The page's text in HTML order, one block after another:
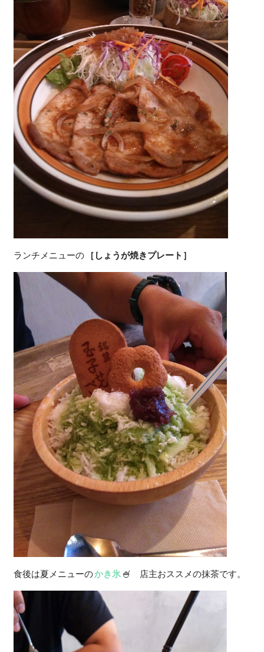
ランチメニューの ［しょうが焼きプレート］
食後は夏メニューのかき氷🍧 店主おススメの抹茶です。